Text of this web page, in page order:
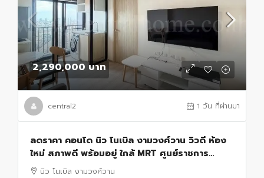
2,290,000 บาท
central2 1 วัน ที่ผ่านมา
ลดราคา คอนโด นิว โนเบิล งามวงศ์วาน วิวดี ห้อง
ใหม่ สภาพดี พร้อมอยู่ ใกล้ MRT ศูนย์ราชการ
นนทบุรี
นิว โนเบิล งามวงศ์วาน